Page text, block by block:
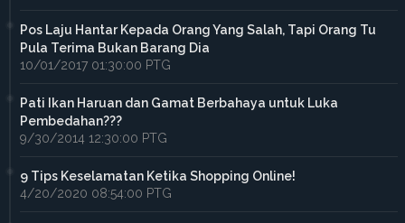
Pos Laju Hantar Kepada Orang Yang Salah, Tapi Orang Tu
Pula Terima Bukan Barang Dia
10/01/2017 01:30:00 PTG
Pati Ikan Haruan dan Gamat Berbahaya untuk Luka
Pembedahan???
9/30/2014 12:30:00 PTG
9 Tips Keselamatan Ketika Shopping Online!
4/20/2020 08:54:00 PTG